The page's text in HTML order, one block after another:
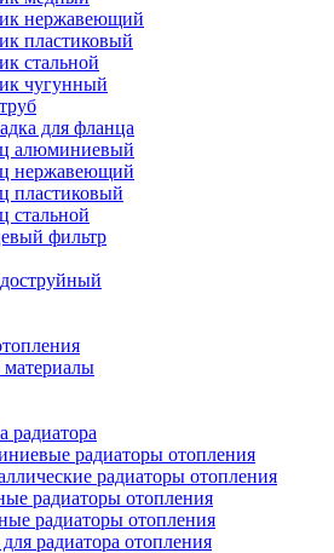
нержавеющий
пластиковый
стальной
чугунный
для фланца
алюминиевый
нержавеющий
пластиковый
стальной
фильтр
радиатора
радиаторы отопления
радиаторы отопления
радиаторы отопления
радиаторы отопления
радиатора отопления